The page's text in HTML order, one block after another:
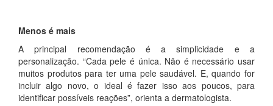
Menos é mais
A principal recomendação é a simplicidade e a
personalização. “Cada pele é única. Não é necessário usar
muitos produtos para ter uma pele saudável. E, quando for
incluir algo novo, o ideal é fazer isso aos poucos, para
identificar possíveis reações”, orienta a dermatologista.